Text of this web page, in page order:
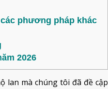
phương pháp khác
2026
lan mà chúng tôi đã đề cập